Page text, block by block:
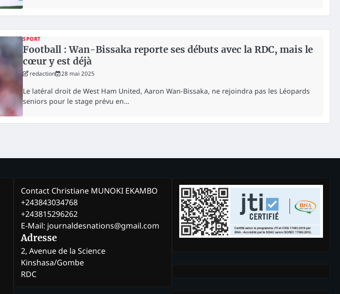
SPORT
Football : Wan-Bissaka reporte ses débuts avec la RDC, mais le
cœur y est déjà
redaction 28 mai 2025
Le latéral droit de West Ham United, Aaron Wan-Bissaka, ne rejoindra pas les Léopards
seniors pour le stage prévu en…
Contact Christiane MUNOKI EKAMBO
+243843034768
+243815296262
E-Mail: journaldesnations@gmail.com
Adresse
2, Avenue de la Science
Kinshasa/Gombe
RDC